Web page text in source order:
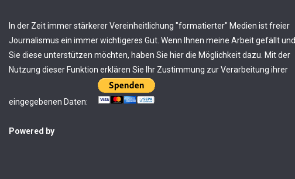
In der Zeit immer stärkerer Vereinheitlichung "formatierter" Medien ist freier
Journalismus ein immer wichtigeres Gut. Wenn Ihnen meine Arbeit gefällt und
Sie diese unterstützen möchten, haben Sie hier die Möglichkeit dazu. Mit der
Nutzung dieser Funktion erklären Sie Ihr Zustimmung zur Verarbeitung ihrer
eingegebenen Daten:
Powered by